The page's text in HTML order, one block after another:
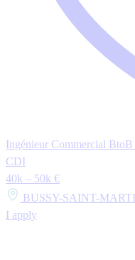
Ingénieur Commercial
CDI
40k – 50k €
BUSSY-SAINT-
I apply